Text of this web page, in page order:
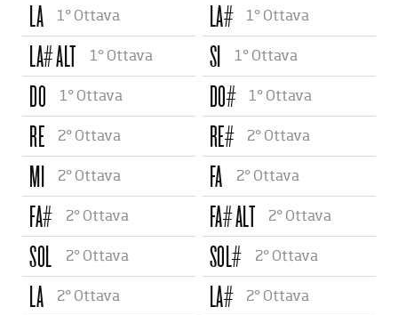
LA 1° Ottava LA# 1° Ottava
LA# ALT 1° Ottava SI 1° Ottava
DO 1° Ottava DO# 1° Ottava
RE 2° Ottava RE# 2° Ottava
MI 2° Ottava FA 2° Ottava
FA# 2° Ottava FA# ALT 2° Ottava
SOL 2° Ottava SOL# 2° Ottava
LA 2° Ottava LA# 2° Ottava